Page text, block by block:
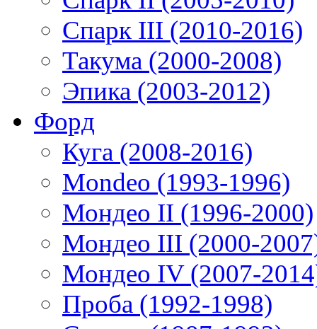
Спарк III (2010-2016)
Такума (2000-2008)
Эпика (2003-2012)
Форд
Куга (2008-2016)
Mondeo (1993-1996)
Мондео II (1996-2000)
Мондео III (2000-
Мондео IV (2007-
Проба (1992-1998)